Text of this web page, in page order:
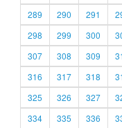
289
290 291
298
299 300
307
308 309
316
317 318
325
326 327
334
335 336